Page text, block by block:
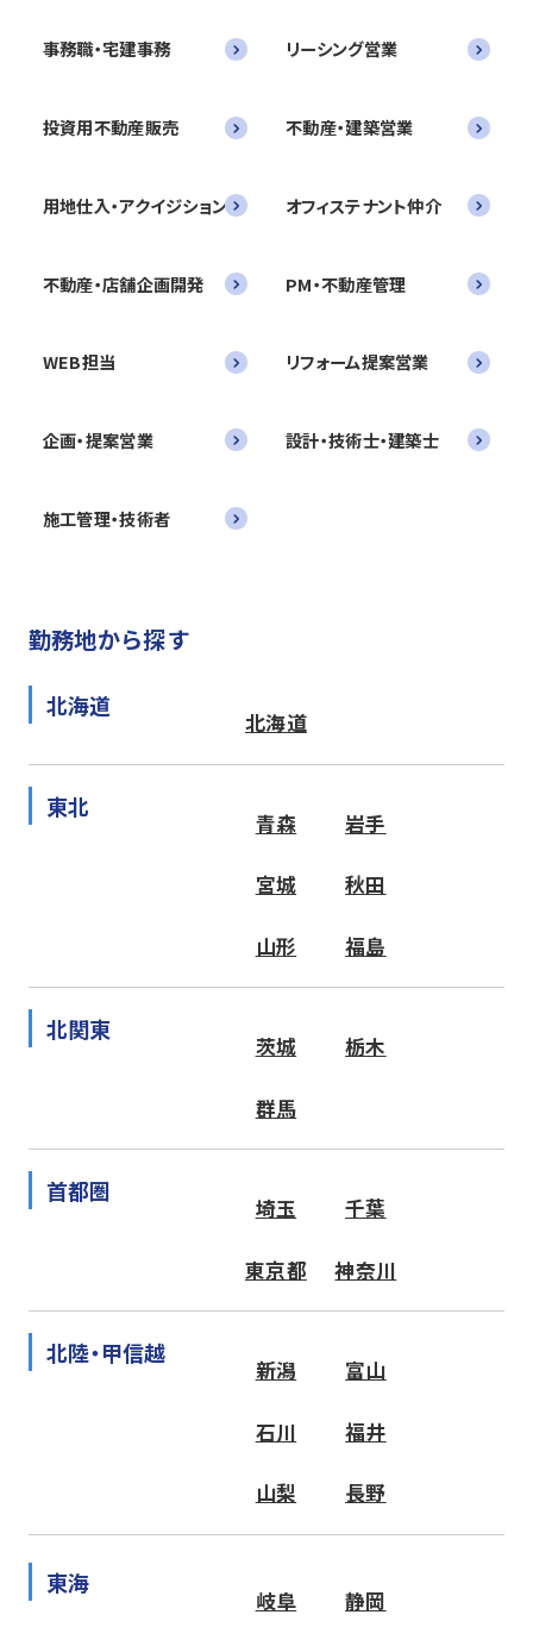
事務職・宅建事務 リーシング営業
投資用不動産販売 不動産・建築営業
用地仕入・アクイジション オフィステナント仲介
不動産・店舗企画開発 PM・不動産管理
WEB担当 リフォーム提案営業
企画・提案営業 設計・技術士・建築士
施工管理・技術者
勤務地から探す
北海道
北海道
東北
青森 岩手
宮城 秋田
山形 福島
北関東
茨城 栃木
群馬
首都圏
埼玉 千葉
東京都 神奈川
北陸・甲信越
新潟 富山
石川 福井
山梨 長野
東海
岐阜 静岡